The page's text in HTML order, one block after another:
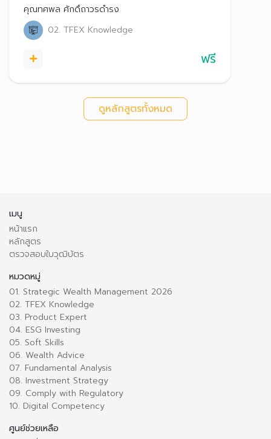
อย่างมีประสิทธิภาพ
คุณทศพล ศักดิ์ถาวรดำรง
02. TFEX Knowledge
ฟรี
ดูหลักสูตรทั้งหมด
เมนู
หน้าแรก
หลักสูตร
ตรวจสอบใบวุฒิบัตร
หมวดหมู่
01. Strategic Wealth Management 2026
02. TFEX Knowledge
03. Product Expert
04. ESG Investing
05. Soft Skills
06. Wealth Advice
07. Fundamental Analysis
08. Investment Strategy
09. Comply with Regulatory
10. Digital Competency
ศูนย์ช่วยเหลือ